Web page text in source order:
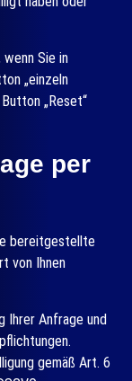
Sie in
„einzeln
„Reset“
per
bereitgestellte
von Ihnen
Ihrer Anfrage und
gemäß Art. 6